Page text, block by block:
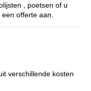
, poetsen of u
offerte aan.
verschillende kosten